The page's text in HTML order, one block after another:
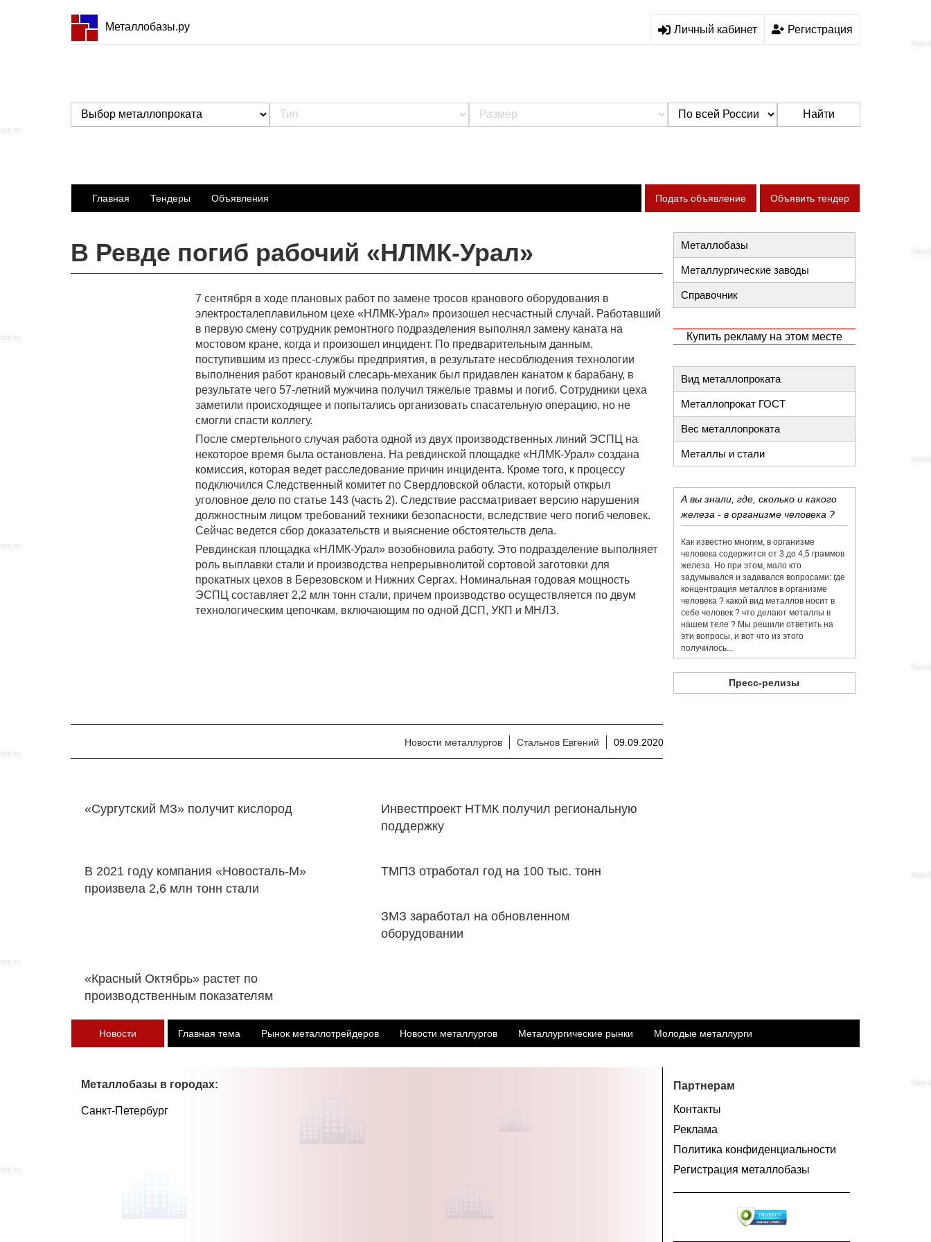
Металлобазы.ру Личный кабинет Регистрация
Найти
Главная Тендеры Объявления Подать объявление Объявить тендер
В Ревде погиб рабочий «НЛМК-Урал»
7 сентября в ходе плановых работ по замене тросов кранового оборудования в
электросталеплавильном цехе «НЛМК-Урал» произошел несчастный случай. Работавший
в первую смену сотрудник ремонтного подразделения выполнял замену каната на
мостовом кране, когда и произошел инцидент. По предварительным данным,
поступившим из пресс-службы предприятия, в результате несоблюдения технологии
выполнения работ крановый слесарь-механик был придавлен канатом к барабану, в
результате чего 57-летний мужчина получил тяжелые травмы и погиб. Сотрудники цеха
заметили происходящее и попытались организовать спасательную операцию, но не
смогли спасти коллегу.
После смертельного случая работа одной из двух производственных линий ЭСПЦ на
некоторое время была остановлена. На ревдинской площадке «НЛМК-Урал» создана
комиссия, которая ведет расследование причин инцидента. Кроме того, к процессу
подключился Следственный комитет по Свердловской области, который открыл
уголовное дело по статье 143 (часть 2). Следствие рассматривает версию нарушения
должностным лицом требований техники безопасности, вследствие чего погиб человек.
Сейчас ведется сбор доказательств и выяснение обстоятельств дела.
Ревдинская площадка «НЛМК-Урал» возобновила работу. Это подразделение выполняет
роль выплавки стали и производства непрерывнолитой сортовой заготовки для
прокатных цехов в Березовском и Нижних Сергах. Номинальная годовая мощность
ЭСПЦ составляет 2,2 млн тонн стали, причем производство осуществляется по двум
технологическим цепочкам, включающим по одной ДСП, УКП и МНЛЗ.
Новости металлургов Стальнов Евгений 09.09.2020
«Сургутский МЗ» получит кислород
Инвестпроект НТМК получил региональную
поддержку
В 2021 году компания «Новосталь-М»
произвела 2,6 млн тонн стали
ТМПЗ отработал год на 100 тыс. тонн
ЗМЗ заработал на обновленном
оборудовании
«Красный Октябрь» растет по
производственным показателям
Металлобазы
Металлургические заводы
Справочник
Купить рекламу на этом месте
Вид металлопроката
Металлопрокат ГОСТ
Вес металлопроката
Металлы и стали
А вы знали, где, сколько и какого
железа - в организме человека ?
Как известно многим, в организме
человека содержится от 3 до 4,5 граммов
железа. Но при этом, мало кто
задумывался и задавался вопросами: где
концентрация металлов в организме
человека ? какой вид металлов носит в
себе человек ? что делают металлы в
нашем теле ? Мы решили ответить на
эти вопросы, и вот что из этого
получилось...
Пресс-релизы
Новости Главная тема Рынок металлотрейдеров Новости металлургов Металлургические рынки Молодые металлурги
Металлобазы в городах:
Санкт-Петербург
Партнерам
Контакты
Реклама
Политика конфиденциальности
Регистрация металлобазы